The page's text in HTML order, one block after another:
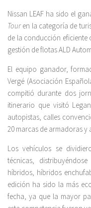
Nissan LEAF ha sido el
Tour en la categoría de
de la conducción
gestión de flotas ALD
El equipo ganador,
Vergé (Asociación
compitió durante dos
itinerario que visitó
autopistas, calles
20 marcas de armadoras y
Los vehículos se
técnicas,
híbridos, híbridos
edición ha sido la más
fecha, ya que la mayor